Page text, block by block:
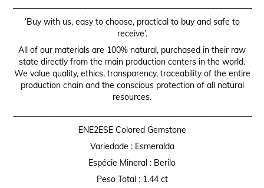
‘Buy with us, easy to choose, practical to buy and safe to
receive’.
All of our materials are 100% natural, purchased in their raw
state directly from the main production centers in the world.
We value quality, ethics, transparency, traceability of the entire
production chain and the conscious protection of all natural
resources.
ENE2ESE Colored Gemstone
Variedade : Esmeralda
Espécie Mineral : Berilo
Peso Total : 1.44 ct